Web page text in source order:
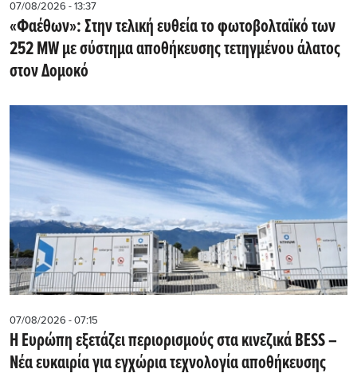
07/08/2026 - 13:37
«Φαέθων»: Στην τελική ευθεία το φωτοβολταϊκό των
252 MW με σύστημα αποθήκευσης τετηγμένου άλατος
στον Δομοκό
07/08/2026 - 07:15
Η Ευρώπη εξετάζει περιορισμούς στα κινεζικά BESS –
Νέα ευκαιρία για εγχώρια τεχνολογία αποθήκευσης